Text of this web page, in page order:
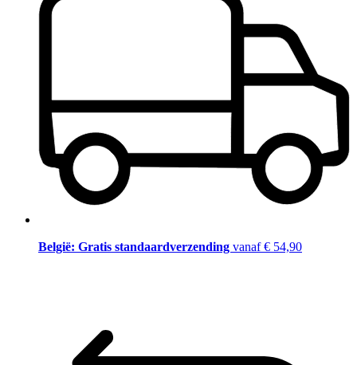
België: Gratis standaardverzending vanaf € 54,90